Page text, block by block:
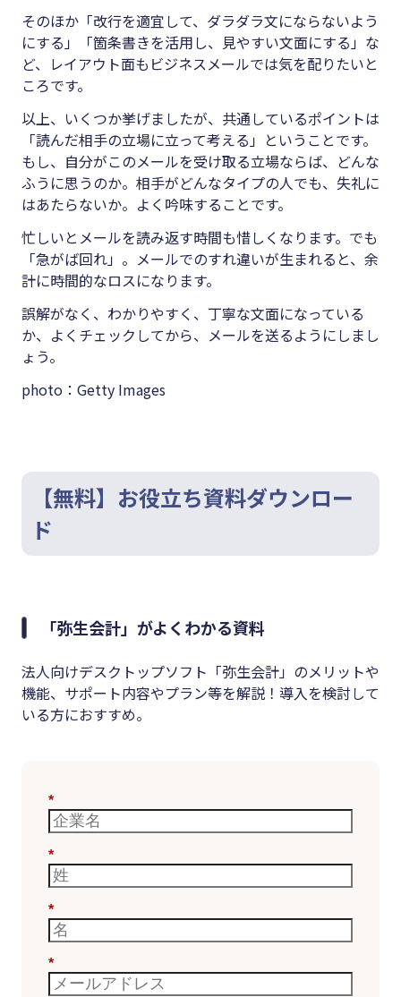
そのほか「改行を適宜して、ダラダラ文にならないよう
にする」「箇条書きを活用し、見やすい文面にする」な
ど、レイアウト面もビジネスメールでは気を配りたいと
ころです。
以上、いくつか挙げましたが、共通しているポイントは
「読んだ相手の立場に立って考える」ということです。
もし、自分がこのメールを受け取る立場ならば、どんな
ふうに思うのか。相手がどんなタイプの人でも、失礼に
はあたらないか。よく吟味することです。
忙しいとメールを読み返す時間も惜しくなります。でも
「急がば回れ」。メールでのすれ違いが生まれると、余
計に時間的なロスになります。
誤解がなく、わかりやすく、丁寧な文面になっている
か、よくチェックしてから、メールを送るようにしまし
ょう。
photo：Getty Images
【無料】お役立ち資料ダウンロー
ド
「弥生会計」がよくわかる資料
法人向けデスクトップソフト「弥生会計」のメリットや
機能、サポート内容やプラン等を解説！導入を検討して
いる方におすすめ。
*
*
*
*